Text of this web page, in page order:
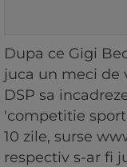
Dupa ce Gigi
juca un meci de
DSP sa
'competitie
10 zile, surse
respectiv s-ar fi